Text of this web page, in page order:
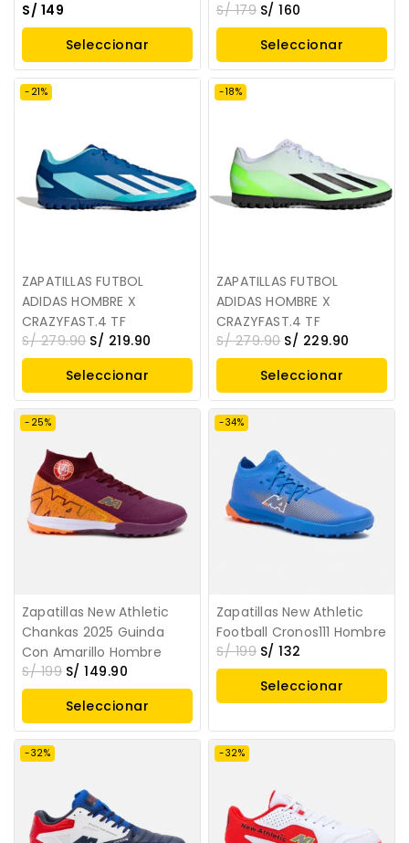
S/ 149
Seleccionar
Opciones
S/179 S/ 160
Seleccionar
Opciones
-21%
ZAPATILLAS FUTBOL
ADIDAS HOMBRE X
CRAZYFAST.4 TF
S/279.90 S/ 219.90
Seleccionar
Opciones
-18%
ZAPATILLAS FUTBOL
ADIDAS HOMBRE X
CRAZYFAST.4 TF
S/279.90 S/ 229.90
Seleccionar
Opciones
-25%
Zapatillas New Athletic
Chankas 2025 Guinda
Con Amarillo Hombre
S/199 S/ 149.90
Seleccionar
Opciones
-34%
Zapatillas New Athletic
Football Cronos111 Hombre
S/199 S/ 132
Seleccionar
-32% -32%